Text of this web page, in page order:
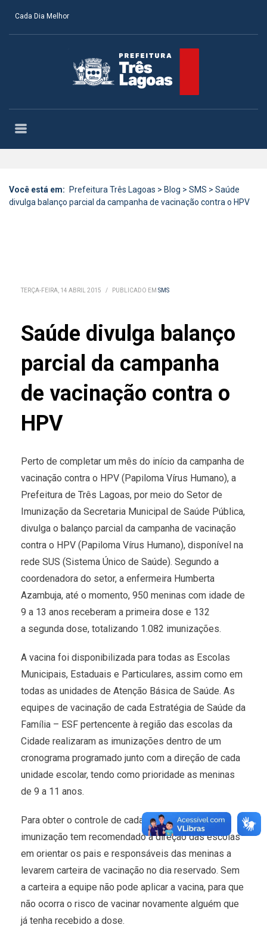
Cada Dia Melhor
Você está em: Prefeitura Três Lagoas > Blog > SMS > Saúde
divulga balanço parcial da campanha de vacinação contra o HPV
TERÇA-FEIRA, 14 ABRIL 2015 / PUBLICADO EM SMS
Saúde divulga balanço
parcial da campanha
de vacinação contra o
HPV
Perto de completar um mês do início da campanha de
vacinação contra o HPV (Papiloma Vírus Humano), a
Prefeitura de Três Lagoas, por meio do Setor de
Imunização da Secretaria Municipal de Saúde Pública,
divulga o balanço parcial da campanha de vacinação
contra o HPV (Papiloma Vírus Humano), disponível na
rede SUS (Sistema Único de Saúde). Segundo a
coordenadora do setor, a enfermeira Humberta
Azambuja, até o momento, 950 meninas com idade de
9 a 13 anos receberam a primeira dose e 132
a segunda dose, totalizando 1.082 imunizações.
A vacina foi disponibilizada para todas as Escolas
Municipais, Estaduais e Particulares, assim como em
todas as unidades de Atenção Básica de Saúde. As
equipes de vacinação de cada Estratégia de Saúde da
Família – ESF pertencente à região das escolas da
Cidade realizaram as imunizações dentro de um
cronograma programado junto com a direção de cada
unidade escolar, tendo como prioridade as meninas
de 9 a 11 anos.
Para obter o controle de cada dose, a equipe de
imunização tem recomendado a direção das escolas
em orientar os pais e responsáveis das meninas a
levarem carteira de vacinação no dia reservado. Sem
a carteira a equipe não pode aplicar a vacina, para que
não ocorra o risco de vacinar novamente alguém que
já tenha recebido a dose.